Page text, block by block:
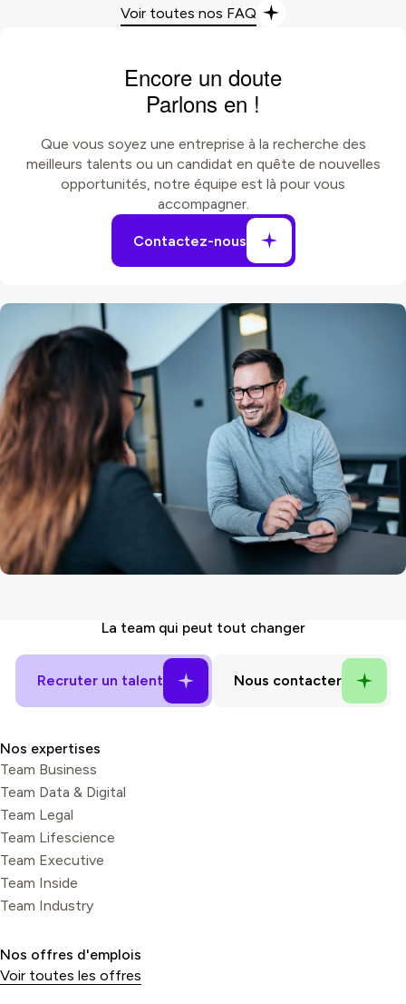
Voir toutes nos FAQ
Encore un doute
Parlons en !
Que vous soyez une entreprise à la recherche des
meilleurs talents ou un candidat en quête de nouvelles
opportunités, notre équipe est là pour vous
accompagner.
La teamqui peut tout changer
Nos expertises
Team Business
Team Data & Digital
Team Legal
Team Lifescience
Team Executive
Team Inside
Team Industry
Nos offres d'emplois
Voir toutes les offres